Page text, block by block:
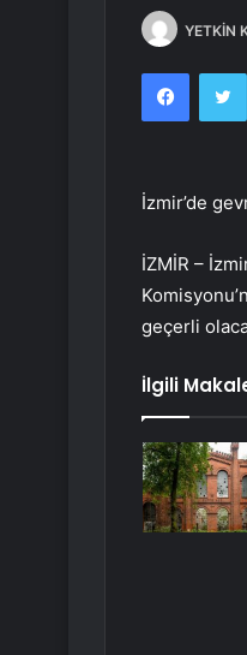
YETKİN
İzmir’de
İZMİR –
geçerli
İlgili